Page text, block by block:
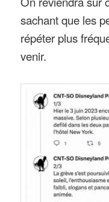
sachant que les
répéter plus
venir.